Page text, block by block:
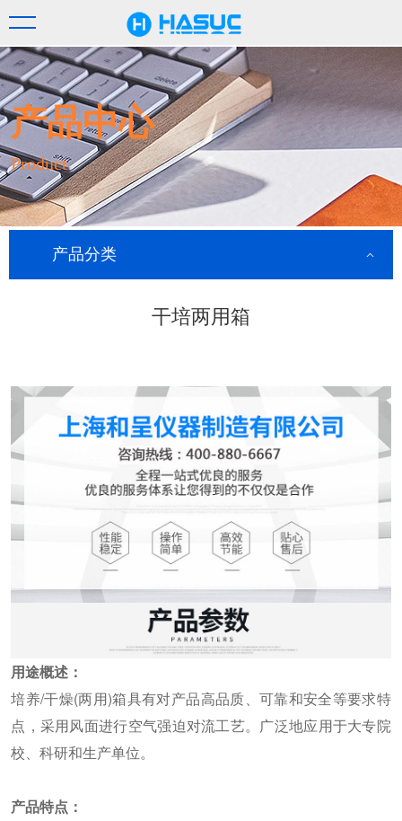
产品中心
Product
产品分类
干培两用箱
用途概述：
培养/干燥(两用)箱具有对产品高品质、可靠和安全等要求特
点，采用风面进行空气强迫对流工艺。广泛地应用于大专院
校、科研和生产单位。
产品特点：